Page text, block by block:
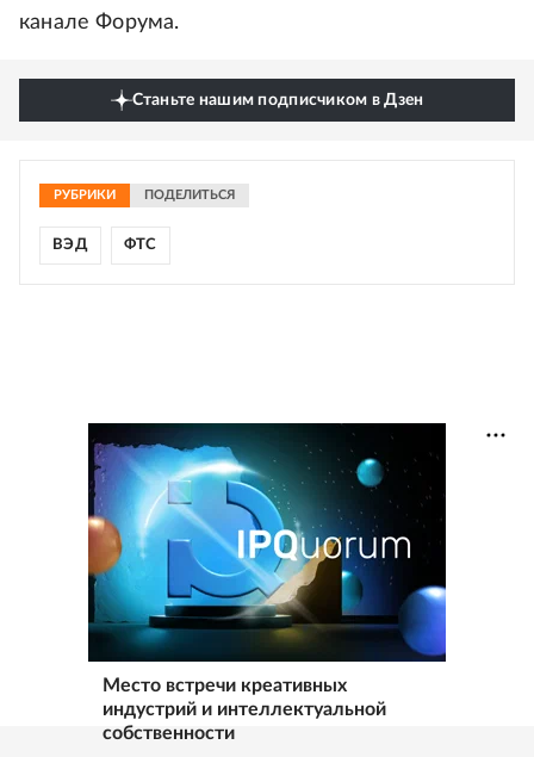
канале Форума.
Станьте нашим подписчиком в Дзен
РУБРИКИ ПОДЕЛИТЬСЯ
ВЭД ФТС
Место встречи креативных
индустрий и интеллектуальной
собственности